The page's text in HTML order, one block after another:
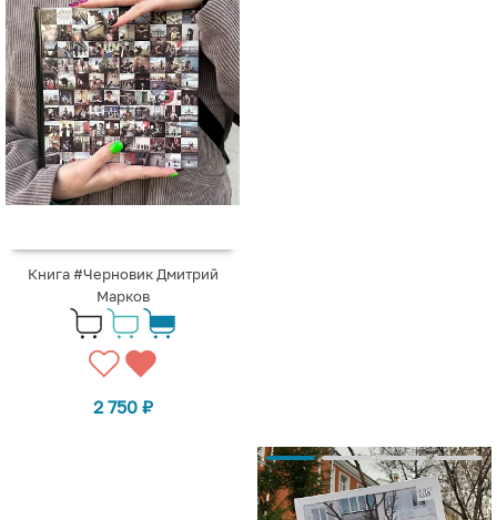
Книга #Черновик Дмитрий
Марков
2 750 ₽